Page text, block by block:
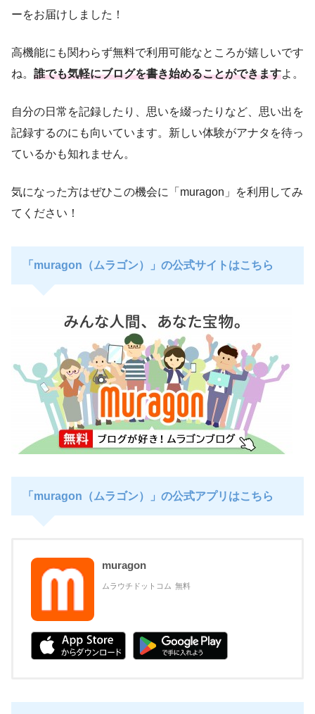
ーをお届けしました！
高機能にも関わらず無料で利用可能なところが嬉しいです
ね。 誰でも気軽にブログを書き始めることができますよ。
自分の日常を記録したり、思いを綴ったりなど、思い出を
記録するのにも向いています。新しい体験がアナタを待っ
ているかも知れません。
気になった方はぜひこの機会に「muragon」を利用してみ
てください！
「muragon（ムラゴン）」の公式サイトはこちら
「muragon（ムラゴン）」の公式アプリはこちら
muragon
ムラウチドットコム 無料